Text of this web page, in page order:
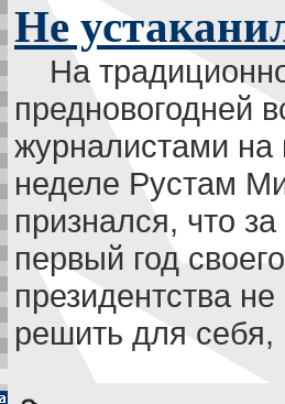
Не
На
предновогодней
журналистами
неделе Рустам
признался, что за
первый год своего
президентства не
решить для себя,